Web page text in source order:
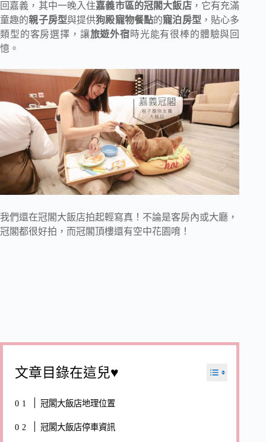
回嘉義，其中一晚入住嘉義市區的冠閣大飯店，它有充滿
童趣的親子房型與提供狗殿寵物餐點的寵泊房型 ，貼心多
類型的客房選擇，讓旅遊外宿時光能有很棒的體驗與回
憶。
我們還在冠閣大飯店拍起輕寫真！不論是客房內或大廳，
冠閣都很好拍，而冠閣頂樓還有空中花園唷！
文章目錄在這兒♥
冠閣大飯店地理位置
冠閣大飯店停車資訊